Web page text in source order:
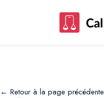
← Retour à la page précédente